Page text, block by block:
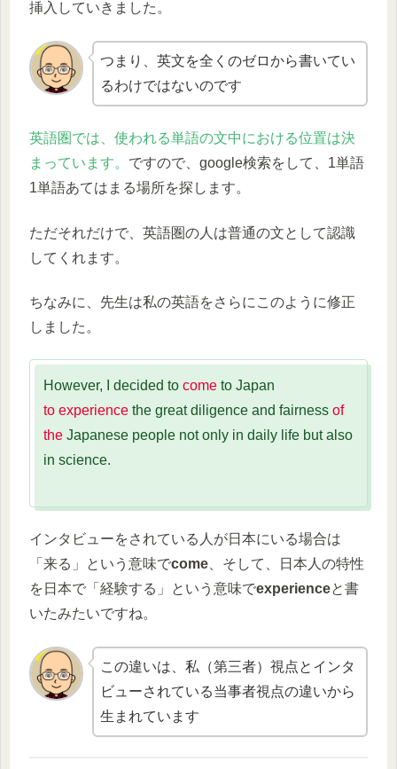
挿入していきました。
つまり、英文を全くのゼロから書いてい
るわけではないのです
英語圏では、使われる単語の文中における位置は決
まっています。 ですので、google検索をして、1単語
1単語あてはまる場所を探します。
ただそれだけで、英語圏の人は普通の文として認識
してくれます。
ちなみに、先生は私の英語をさらにこのように修正
しました。
However, I decided to come to Japan
to experience the great diligence and fairness of
the Japanese people not only in daily life but also
in science.
インタビューをされている人が日本にいる場合は
「来る」という意味でcome 、そして、日本人の特性
を日本で「経験する」という意味でexperienceと書
いたみたいですね。
この違いは、私（第三者）視点とインタ
ビューされている当事者視点の違いから
生まれています